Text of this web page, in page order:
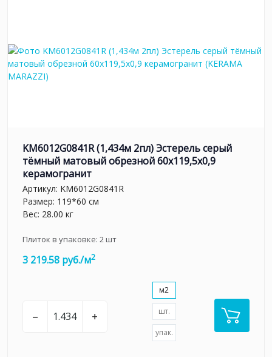
KM6012G0841R (1,434м 2пл) Эстерель серый
тёмный матовый обрезной 60x119,5x0,9
керамогранит
Артикул: KM6012G0841R
Размер: 119*60 см
Вес: 28.00 кг
Плиток в упаковке: 2шт
3 219.58 руб./м2
– +
м2
шт.
упак.